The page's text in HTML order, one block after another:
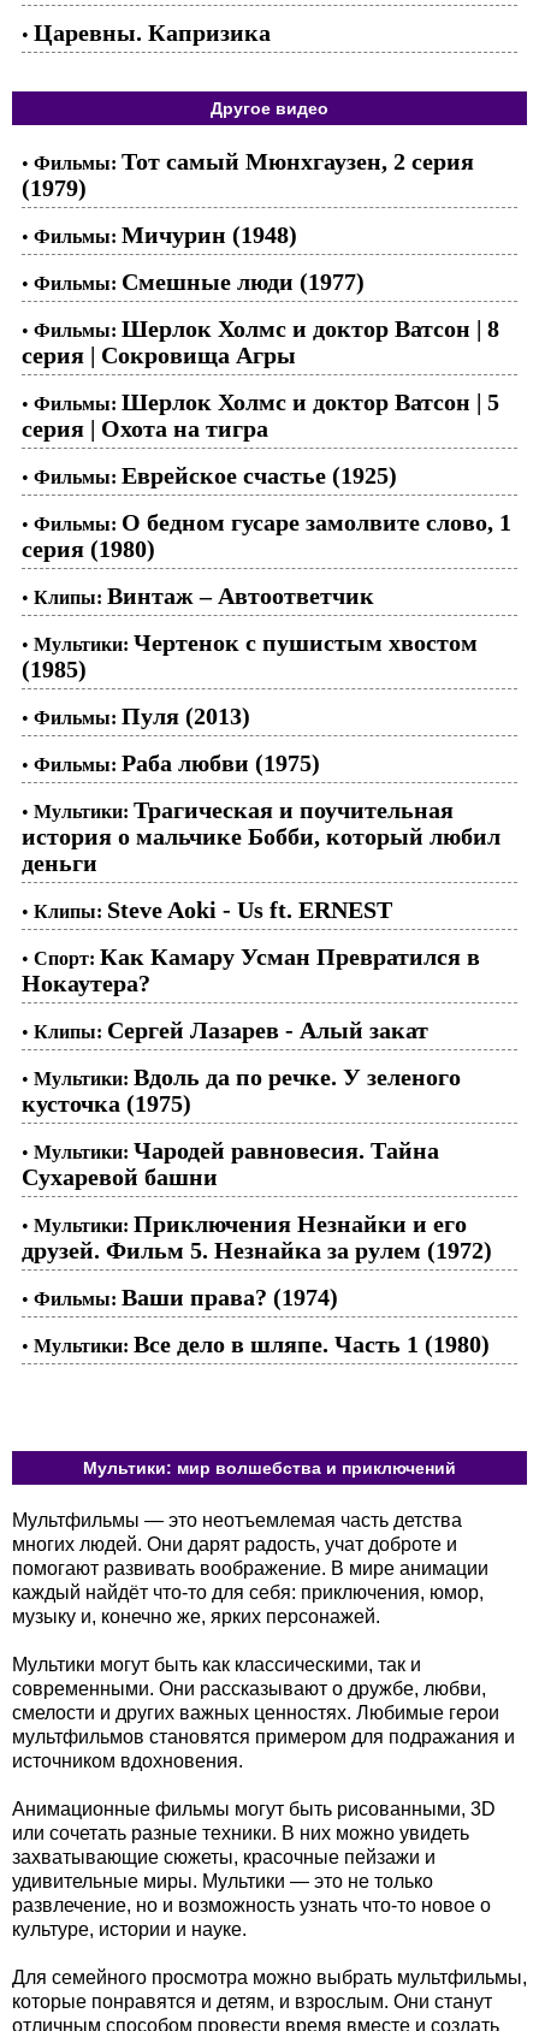
• Царевны. Капризика
Другое видео
• Фильмы: Тот самый Мюнхгаузен, 2 серия
(1979)
• Фильмы: Мичурин (1948)
• Фильмы: Смешные люди (1977)
• Фильмы: Шерлок Холмс и доктор Ватсон | 8
серия | Сокровища Агры
• Фильмы: Шерлок Холмс и доктор Ватсон | 5
серия | Охота на тигра
• Фильмы: Еврейское счастье (1925)
• Фильмы: О бедном гусаре замолвите слово, 1
серия (1980)
• Клипы: Винтаж – Автоответчик
• Мультики: Чертенок с пушистым хвостом
(1985)
• Фильмы: Пуля (2013)
• Фильмы: Раба любви (1975)
• Мультики: Трагическая и поучительная
история о мальчике Бобби, который любил
деньги
• Клипы: Steve Aoki - Us ft. ERNEST
• Спорт: Как Камару Усман Превратился в
Нокаутера?
• Клипы: Сергей Лазарев - Алый закат
• Мультики: Вдоль да по речке. У зеленого
кусточка (1975)
• Мультики: Чародей равновесия. Тайна
Сухаревой башни
• Мультики: Приключения Незнайки и его
друзей. Фильм 5. Незнайка за рулем (1972)
• Фильмы: Ваши права? (1974)
• Мультики: Все дело в шляпе. Часть 1 (1980)
Мультики: мир волшебства и приключений
Мультфильмы — это неотъемлемая часть детства
многих людей. Они дарят радость, учат доброте и
помогают развивать воображение. В мире анимации
каждый найдёт что-то для себя: приключения, юмор,
музыку и, конечно же, ярких персонажей.
Мультики могут быть как классическими, так и
современными. Они рассказывают о дружбе, любви,
смелости и других важных ценностях. Любимые герои
мультфильмов становятся примером для подражания и
источником вдохновения.
Анимационные фильмы могут быть рисованными, 3D
или сочетать разные техники. В них можно увидеть
захватывающие сюжеты, красочные пейзажи и
удивительные миры. Мультики — это не только
развлечение, но и возможность узнать что-то новое о
культуре, истории и науке.
Для семейного просмотра можно выбрать мультфильмы,
которые понравятся и детям, и взрослым. Они станут
отличным способом провести время вместе и создать